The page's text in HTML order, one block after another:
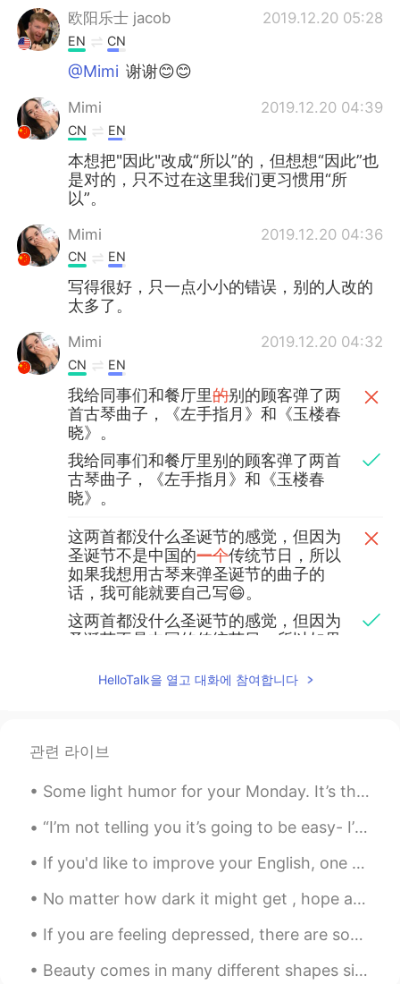
欧阳乐士 jacob 2019.12.20 05:28
EN CN
@Mimi 谢谢😊😊
Mimi 2019.12.20 04:39
CN EN
本想把"因此"改成“所以”的，但想想“因此”也
是对的，只不过在这里我们更习惯用“所
以”。
Mimi 2019.12.20 04:36
CN EN
写得很好，只一点小小的错误，别的人改的
太多了。
Mimi 2019.12.20 04:32
CN EN
我给同事们和餐厅里的别的顾客弹了两
首古琴曲子，《左手指月》和《玉楼春
晓》。
我给同事们和餐厅里别的顾客弹了两首
古琴曲子，《左手指月》和《玉楼春
晓》。
这两首都没什么圣诞节的感觉，但因为
圣诞节不是中国的一个传统节日，所以
如果我想用古琴来弹圣诞节的曲子的
话，我可能就要自己写😄。
这两首都没什么圣诞节的感觉，但因为
圣诞节不是中国的传统节日，所以如果
可能就要自己写😄。
这也是我第一次站着表演古琴。
餐厅给我们安排的桌子
坐着弹太高，
对站着弹太低，因此我只能怪怪的站
着，像在练太极一样。
着弹 又太低，因此我只能怪怪的站着，
小跳蛙 2019.12.19 04:26
HelloTalk을 열고 대화에 참여합니다
관련 라이브
Some light humor for your Monday. It’s the start of a new week and month! I hope it’s even more s...
“I’m not telling you it’s going to be easy- I’m telling you it’s going to be worth it.” – Art Wil...
If you'd like to improve your English, one thing you can do is to build up your vocabulary. In or...
No matter how dark it might get , hope and faith will always light a way ! Sprinkle a little lov...
If you are feeling depressed, there are some ways you might be able to develop and strengthen you...
Beauty comes in many different shapes sizes and colors. I love that we live in a world where dive...